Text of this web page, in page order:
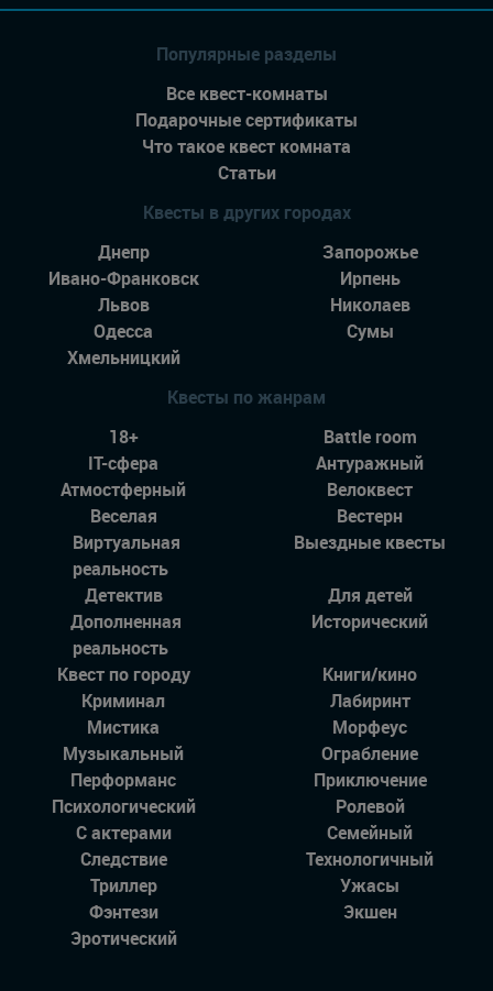
Популярные разделы
Все квест-комнаты
Подарочные сертификаты
Что такое квест комната
Статьи
Квесты в других городах
Днепр
Запорожье
Ивано-Франковск
Ирпень
Львов
Николаев
Одесса
Сумы
Хмельницкий
Квесты по жанрам
18+
Battle room
IT-сфера
Антуражный
Атмостферный
Велоквест
Веселая
Вестерн
Виртуальная
реальность
Выездные квесты
Детектив
Для детей
Дополненная
реальность
Исторический
Квест по городу
Книги/кино
Криминал
Лабиринт
Мистика
Морфеус
Музыкальный
Ограбление
Перформанс
Приключение
Психологический
Ролевой
С актерами
Семейный
Следствие
Технологичный
Триллер
Ужасы
Фэнтези
Экшен
Эротический